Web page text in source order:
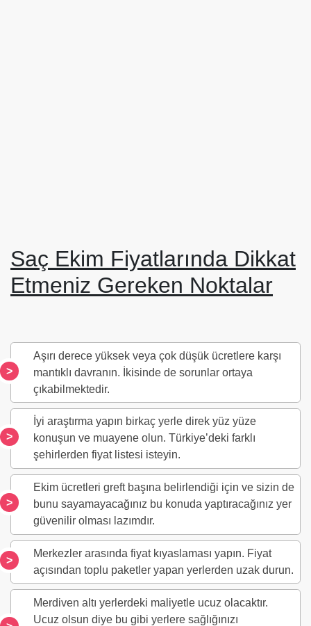
Saç Ekim Fiyatlarında Dikkat
Etmeniz Gereken Noktalar
Aşırı derece yüksek veya çok düşük ücretlere karşı
mantıklı davranın. İkisinde de sorunlar ortaya
çıkabilmektedir.
İyi araştırma yapın birkaç yerle direk yüz yüze
konuşun ve muayene olun. Türkiye’deki farklı
şehirlerden fiyat listesi isteyin.
Ekim ücretleri greft başına belirlendiği için ve sizin de
bunu sayamayacağınız bu konuda yaptıracağınız yer
güvenilir olması lazımdır.
Merkezler arasında fiyat kıyaslaması yapın. Fiyat
açısından toplu paketler yapan yerlerden uzak durun.
Merdiven altı yerlerdeki maliyetle ucuz olacaktır.
Ucuz olsun diye bu gibi yerlere sağlığınızı